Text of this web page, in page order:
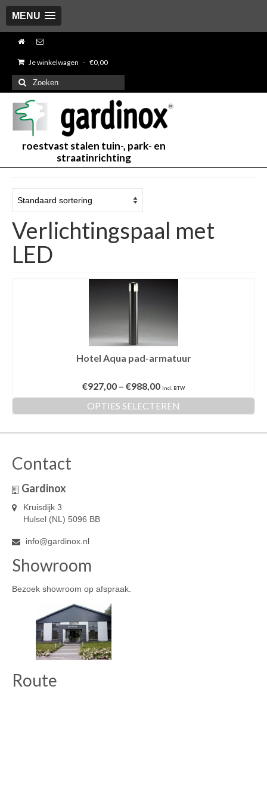
MENU
Je winkelwagen - €0,00
Zoeken
naar:
roestvast stalen tuin-, park- en
straatinrichting
Verlichtingspaal met
LED
Hotel Aqua pad-armatuur
€927,00 – €988,00 incl. BTW
OPTIES SELECTEREN
product
Contact
Gardinox
Kruisdijk 3
Hulsel (NL) 5096 BB
info@gardinox.nl
Showroom
Bezoek showroom op afspraak.
Route